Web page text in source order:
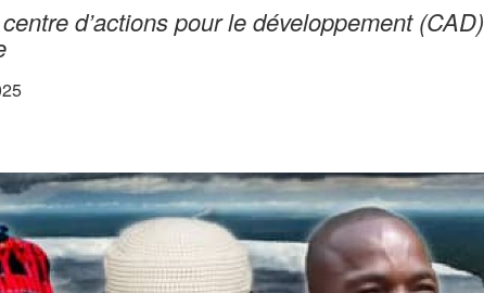
d’actions pour le développement (CAD)